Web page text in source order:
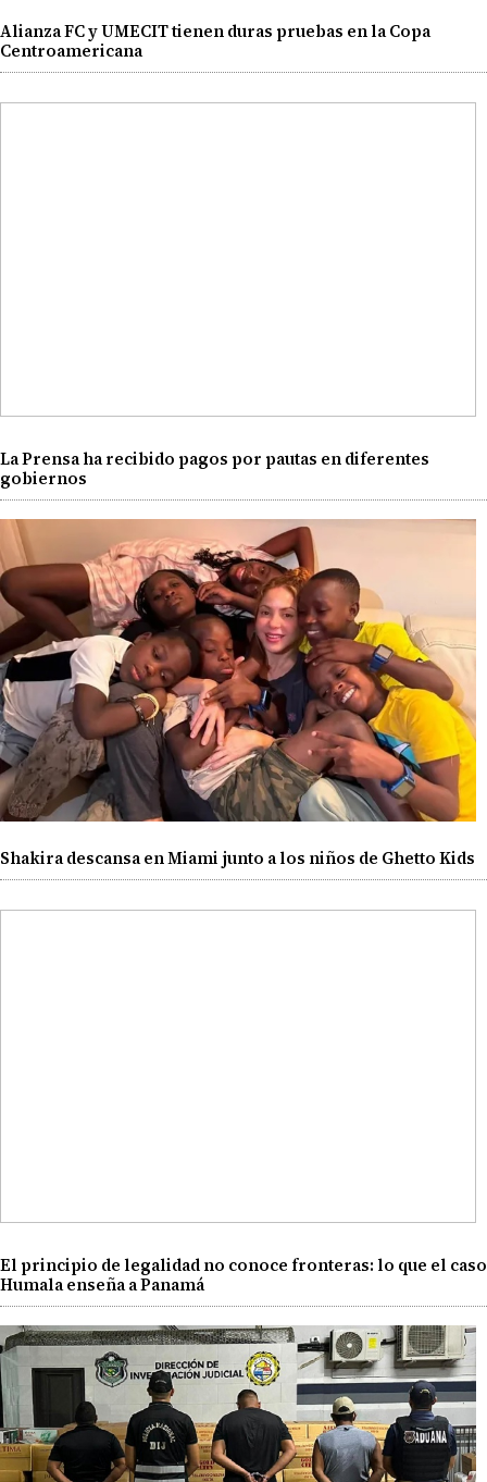
Alianza FC y UMECIT tienen duras pruebas en la Copa
Centroamericana
La Prensa ha recibido pagos por pautas en diferentes
gobiernos
Shakira descansa en Miami junto a los niños de Ghetto Kids
El principio de legalidad no conoce fronteras: lo que el caso
Humala enseña a Panamá